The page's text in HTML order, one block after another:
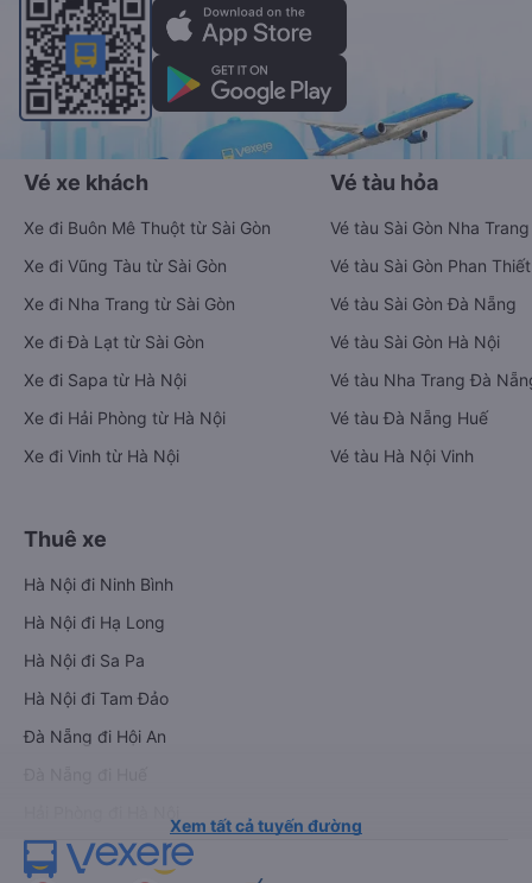
Vé xe khách
Xe đi Buôn Mê Thuột từ Sài Gòn
Xe đi Vũng Tàu từ Sài Gòn
Xe đi Nha Trang từ Sài Gòn
Xe đi Đà Lạt từ Sài Gòn
Xe đi Sapa từ Hà Nội
Xe đi Hải Phòng từ Hà Nội
Xe đi Vinh từ Hà Nội
Vé tàu hỏa
Vé tàu Sài Gòn Nha Trang
Vé tàu Sài Gòn Phan Thiết
Vé tàu Sài Gòn Đà Nẵng
Vé tàu Sài Gòn Hà Nội
Vé tàu Nha Trang Đà
Vé tàu Đà Nẵng Huế
Vé tàu Hà Nội Vinh
Thuê xe
Hà Nội đi Ninh Bình
Hà Nội đi Hạ Long
Hà Nội đi Sa Pa
Hà Nội đi Tam Đảo
Đà Nẵng đi Hội An
Xem tất cả tuyến đường